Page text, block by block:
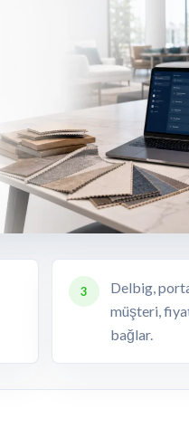
3
Delbig,
müşteri,
bağlar.